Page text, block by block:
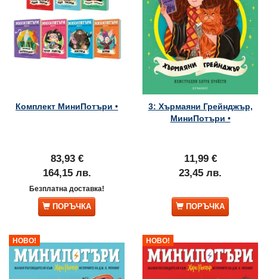
Комплект МиниПотъри •
83,93 €
164,15 лв.
Безплатна доставка!
ПОРЪЧКА
3: Хърмаяни Грейнджър,
МиниПотъри •
11,99 €
23,45 лв.
ПОРЪЧКА
НОВО! НОВО!